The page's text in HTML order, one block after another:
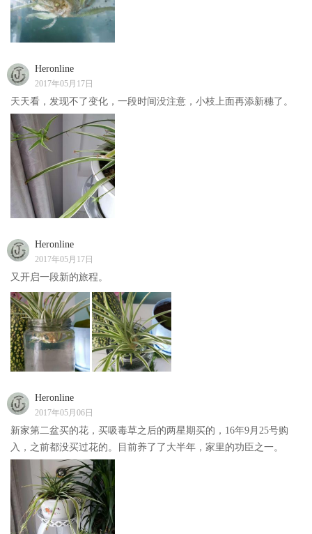
Heronline
2017年05月17日
天天看，发现不了变化，一段时间没注意，小枝上面再添新穗了。
Heronline
2017年05月17日
又开启一段新的旅程。
Heronline
2017年05月06日
新家第二盆买的花，买吸毒草之后的两星期买的，16年9月25号购
入，之前都没买过花的。目前养了了大半年，家里的功臣之一。